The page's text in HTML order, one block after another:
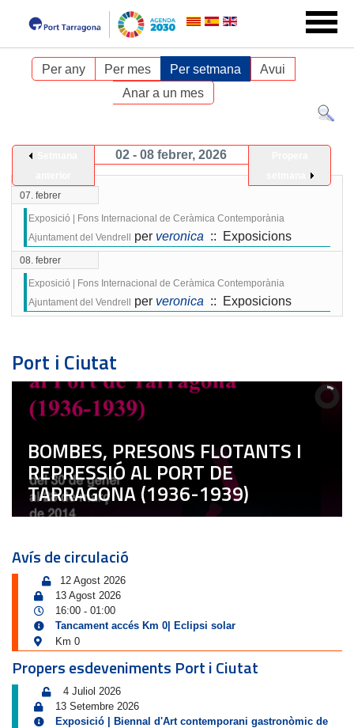
Per any Per mes Per setmana
Avui
Anar a un mes
02 - 08 febrer, 2026
07. febrer
Exposició | Fons Internacional de Ceràmica Contemporània
Ajuntament del Vendrell
per veronica :: Exposicions
08. febrer
Exposició | Fons Internacional de Ceràmica Contemporània
Ajuntament del Vendrell
per veronica :: Exposicions
Port i Ciutat
BOMBES, PRESONS FLOTANTS I
REPRESSIÓ AL PORT DE
TARRAGONA (1936-1939)
Avís de circulació
12 Agost 2026
13 Agost 2026
16:00 - 01:00
Tancament accés Km 0| Eclipsi solar
Km 0
Propers esdeveniments Port i Ciutat
4 Juliol 2026
13 Setembre 2026
Exposició | Biennal d'Art contemporani gastronòmic de